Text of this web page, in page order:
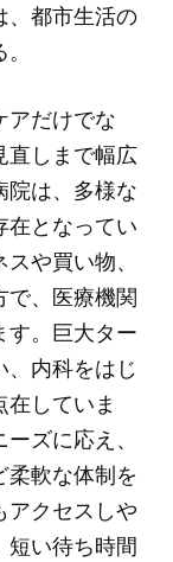
、都市生活の
アだけでな
直しまで幅広
院は、多様な
在となってい
や買い物、
で、医療機関
す。巨大ター
、内科をはじ
していま
ズに応え、
柔軟な体制を
アクセスしや
短い待ち時間